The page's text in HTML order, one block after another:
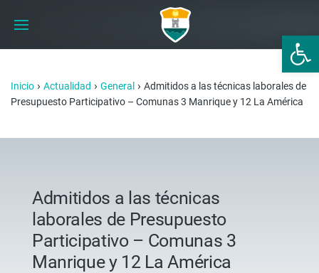
Abrir
Inicio › Actualidad › General › Admitidos a las técnicas laborales de
Presupuesto Participativo – Comunas 3 Manrique y 12 La América
Admitidos a las técnicas
laborales de Presupuesto
Participativo – Comunas 3
Manrique y 12 La América